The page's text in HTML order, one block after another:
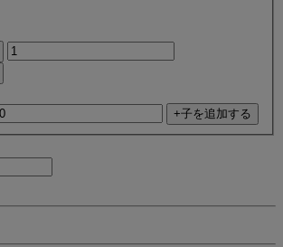
+子を追加する